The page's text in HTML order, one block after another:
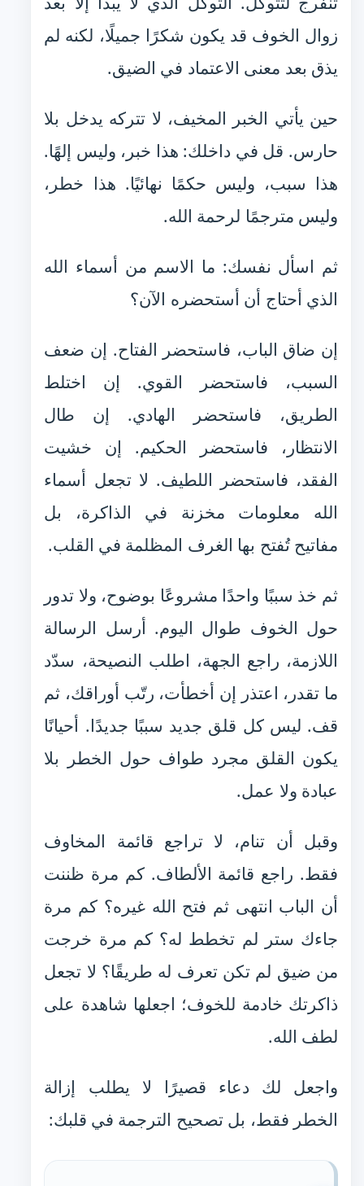
زوال الخوف قد يكون شكرًا جميلًا، لكنه لم
يذق بعد معنى الاعتماد في الضيق.
حين يأتي الخبر المخيف، لا تتركه يدخل بلا
حارس. قل في داخلك: هذا خبر، وليس إلهًا.
هذا سبب، وليس حكمًا نهائيًا. هذا خطر،
وليس مترجمًا لرحمة الله.
ثم اسأل نفسك: ما الاسم من أسماء الله
الذي أحتاج أن أستحضره الآن؟
إن ضاق الباب، فاستحضر الفتاح. إن ضعف
السبب، فاستحضر القوي. إن اختلط
الطريق، فاستحضر الهادي. إن طال
الانتظار، فاستحضر الحكيم. إن خشيت
الفقد، فاستحضر اللطيف. لا تجعل أسماء
الله معلومات مخزنة في الذاكرة، بل
مفاتيح تُفتح بها الغرف المظلمة في القلب.
ثم خذ سببًا واحدًا مشروعًا بوضوح، ولا تدور
حول الخوف طوال اليوم. أرسل الرسالة
اللازمة، راجع الجهة، اطلب النصيحة، سدّد
ما تقدر، اعتذر إن أخطأت، رتّب أوراقك، ثم
قف. ليس كل قلق جديد سببًا جديدًا. أحيانًا
يكون القلق مجرد طواف حول الخطر بلا
عبادة ولا عمل.
وقبل أن تنام، لا تراجع قائمة المخاوف
فقط. راجع قائمة الألطاف. كم مرة ظننت
أن الباب انتهى ثم فتح الله غيره؟ كم مرة
جاءك ستر لم تخطط له؟ كم مرة خرجت
من ضيق لم تكن تعرف له طريقًا؟ لا تجعل
ذاكرتك خادمة للخوف؛ اجعلها شاهدة على
لطف الله.
واجعل لك دعاء قصيرًا لا يطلب إزالة
الخطر فقط، بل تصحيح الترجمة في قلبك: